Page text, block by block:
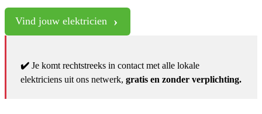
Vind jouw elektricien
✔️ Je komt rechtstreeks in contact met alle lokale
elektriciens uit ons netwerk,gratis en zonder verplichting.